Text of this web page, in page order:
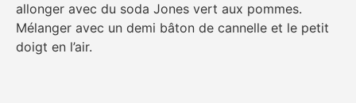
allonger avec du soda Jones vert aux pommes.
Mélanger avec un demi bâton de cannelle et le petit
doigt en l’air.